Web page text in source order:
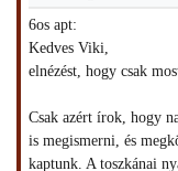
6os apt:
Kedves Viki,
elnézést, hogy csak
Csak azért írok, hogy
is megismerni, és
kaptunk. A toszkánai